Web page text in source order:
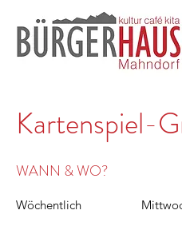
Kartenspiel-
WANN & WO?
Wöchentlich